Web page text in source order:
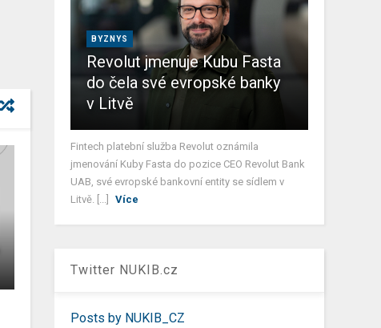
BYZNYS
Revolut jmenuje Kubu Fasta
do čela své evropské banky
v Litvě
Fintech platební služba Revolut oznámila
jmenování Kuby Fasta do pozice CEO Revolut Bank
UAB, své evropské bankovní entity se sídlem v
Litvě. [...]
Více
Twitter NUKIB.cz
Posts by NUKIB_CZ